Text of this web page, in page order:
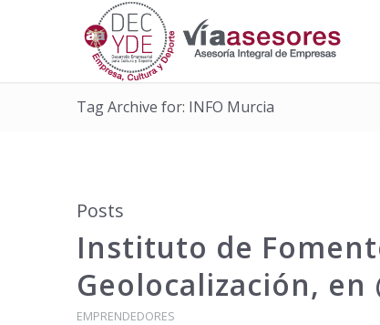
Tag Archive for: INFO Murcia
Posts
Instituto de
Geolocalización, en
EMPRENDEDORES